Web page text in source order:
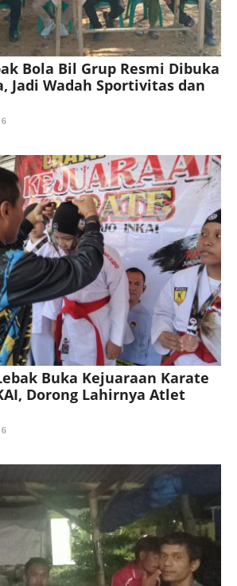
Bola Bil Grup Resmi Dibuka
Jadi Wadah Sportivitas dan
Buka Kejuaraan Karate
Dorong Lahirnya Atlet